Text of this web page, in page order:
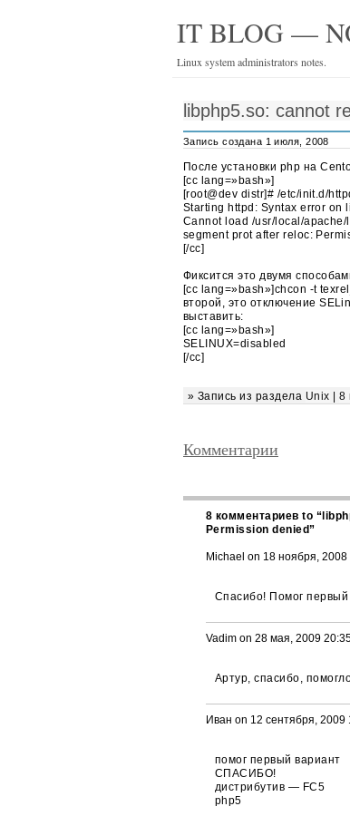
IT BLOG —
Linux system administrators notes.
libphp5.so: cannot
Запись создана 1 июля, 2008
После установки php на
[cc lang=»bash»]
[root@dev distr]# /etc/init.d/
Starting httpd: Syntax error on
Cannot load /usr/local/
segment prot after reloc:
[/cc]
Фиксится это двумя
[cc lang=»bash»]chcon -t
второй, это отключение
выставить:
[cc lang=»bash»]
SELINUX=disabled
[/cc]
» Запись из раздела Unix 8
Комментарии
8 комментариев to
Permission denied”
Michael on 18 ноября, 2008
Спасибо! Помог первый
Vadim on 28 мая, 2009
Артур, спасибо,
Иван on 12 сентября, 2009
помог первый вариант
СПАСИБО!
дистрибутив — FC5
php5